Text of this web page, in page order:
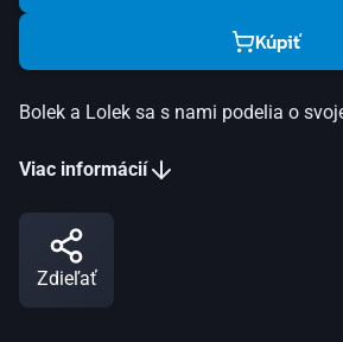
Kúpiť
Bolek a Lolek sa s nami podelia o
Viac informácií
Zdieľať